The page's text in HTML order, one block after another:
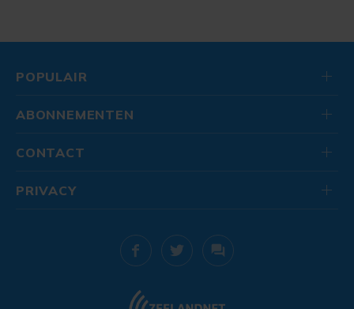
POPULAIR
ABONNEMENTEN
CONTACT
PRIVACY